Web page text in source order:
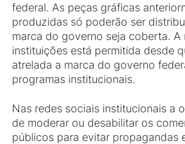
federal. As peças gráficas
produzidas só poderão ser
marca do governo seja coberta. A
instituições está permitida desde
atrelada a marca do governo
programas institucionais.
Nas redes sociais institucionais a
de moderar ou desabilitar os
públicos para evitar propagandas